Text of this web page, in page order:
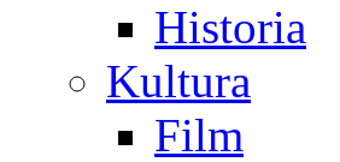
Historia
Kultura
Film